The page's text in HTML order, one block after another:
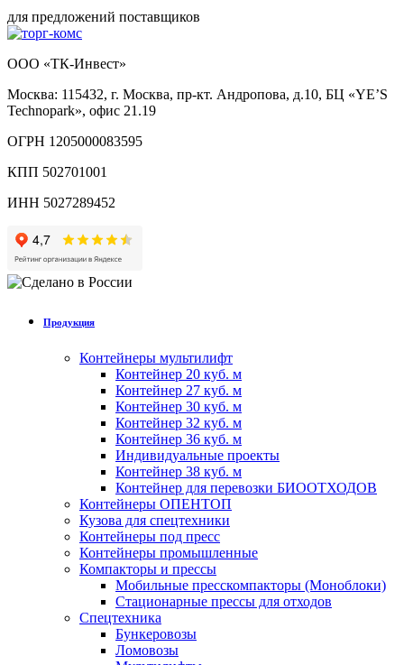
для предложений поставщиков
ООО «ТК-Инвест»
Москва: 115432, г. Москва, пр-кт. Андропова, д.10, БЦ «YE’S
Technopark», офис 21.19
ОГРН 1205000083595
КПП 502701001
ИНН 5027289452
Продукция
Контейнеры мультилифт
Контейнер 20 куб. м
Контейнер 27 куб. м
Контейнер 30 куб. м
Контейнер 32 куб. м
Контейнер 36 куб. м
Индивидуальные проекты
Контейнер 38 куб. м
Контейнер для перевозки БИООТХОДОВ
Контейнеры ОПЕНТОП
Кузова для спецтехники
Контейнеры под пресс
Контейнеры промышленные
Компакторы и прессы
Мобильные пресскомпакторы (Моноблоки)
Стационарные прессы для отходов
Спецтехника
Бункеровозы
Ломовозы